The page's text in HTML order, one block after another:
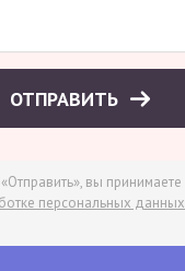
ОТПРАВИТЬ
вы принимаете
персональных данных